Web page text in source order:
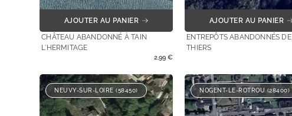
AJOUTER AU PANIER
CHÂTEAU ABANDONNÉ À TAIN
L'HERMITAGE
2,99€
AJOUTER AU PANIER
ENTREPÔTS ABANDONNÉS DE
THIERS
NEUVY-SUR-LOIRE (58450) NOGENT-LE-ROTROU (28400)